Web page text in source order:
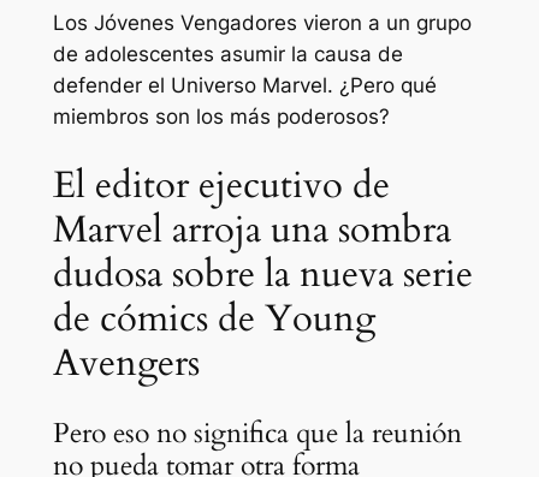
Los Jóvenes Vengadores vieron a un grupo
de adolescentes asumir la causa de
defender el Universo Marvel. ¿Pero qué
miembros son los más poderosos?
El editor ejecutivo de
Marvel arroja una sombra
dudosa sobre la nueva serie
de cómics de Young
Avengers
Pero eso no significa que la reunión
no pueda tomar otra forma